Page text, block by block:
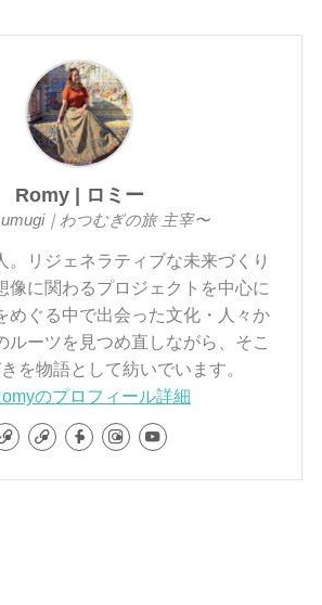
Romy | ロミー
｜わつむぎの旅 主宰〜
。リジェネラティブな未来づくり
像に関わるプロジェクトを中心に
めぐる中で出会った文化・人々か
ルーツを見つめ直しながら、そこ
を物語として紡いでいます。
のプロフィール詳細